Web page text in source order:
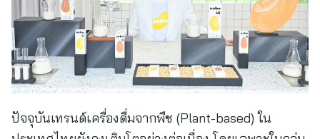
ปัจจุบันเทรนด์เครื่องดื่มจากพืช (Plant-based) ใน